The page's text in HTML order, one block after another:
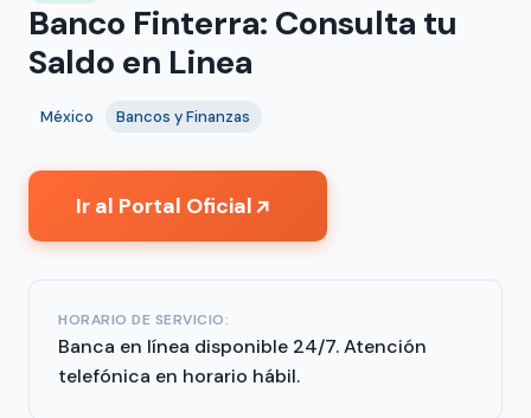
Banco Finterra: Consulta tu
Saldo en Linea
México Bancos y Finanzas
Ir al Portal Oficial↗
HORARIO DE SERVICIO:
Banca en línea disponible 24/7. Atención
telefónica en horario hábil.